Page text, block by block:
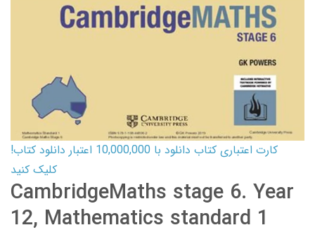
کارت اعتباری کتاب دانلود با 10,000,000 اعتبار دانلود کتاب!
کلیک کنید
CambridgeMaths stage 6. Year
12, Mathematics standard 1